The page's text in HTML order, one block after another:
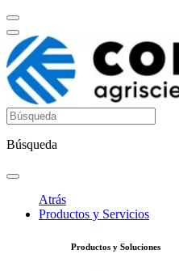
Búsqueda
Atrás
Productos y Servicios
Productos y Soluciones